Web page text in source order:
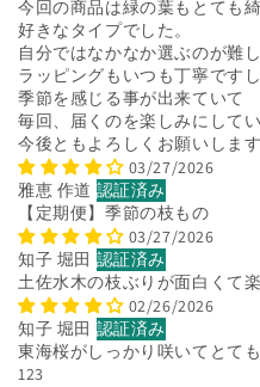
今回の商品は緑の葉もとても
好きなタイプでした。
自分ではなかなか選ぶのが難
ラッピングもいつも丁寧ですし
季節を感じる事が出来ていて
毎回、届くのを楽しみにしてい
今後ともよろしくお願いします
03/27/2026
雅恵 作道
【定期便】季節の枝もの
03/27/2026
知子 堀田
土佐水木の枝ぶりが面白くて楽
02/26/2026
知子 堀田
東海桜がしっかり咲いてとて
123